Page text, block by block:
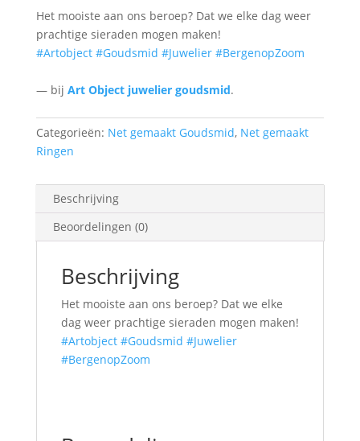
Het mooiste aan ons beroep? Dat we elke dag weer
prachtige sieraden mogen maken!
#Artobject #Goudsmid #Juwelier #BergenopZoom
— bij Art Object juwelier goudsmid.
Categorieën: Net gemaakt Goudsmid, Net gemaakt
Ringen
Beschrijving
Beoordelingen (0)
Beschrijving
Het mooiste aan ons beroep? Dat we elke
dag weer prachtige sieraden mogen maken!
#Artobject #Goudsmid #Juwelier
#BergenopZoom